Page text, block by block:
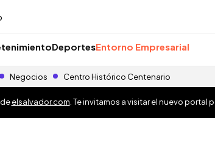
DeportesEntorno Empresarial
Negocios Centro Histórico Centenario
elsalvador.com . Te invitamos a visitar el nuevo